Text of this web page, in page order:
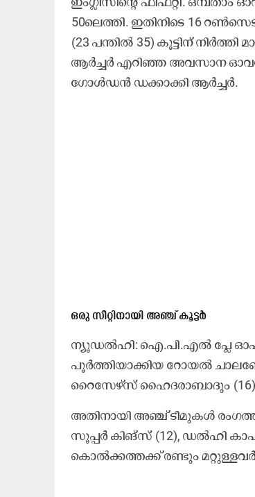
50ലെത്തി. ഇതിനിടെ 16
(23 പന്തിൽ 35) കൂട്ടിന്
ആർച്ചർ എറിഞ്ഞ അവസാന
ഗോൾഡൻ ഡക്കാക്കി ആർച്ചർ.
ഒരു സീറ്റിനായി അഞ്ച് കൂട്ടർ
ന്യൂഡൽഹി: ഐ.പി.എൽ പ്ലേ
പൂർത്തിയാക്കിയ റോയൽ
റൈസേഴ്സ് ഹൈദരാബാദും
അതിനായി അഞ്ച് ടീമുകൾ
സൂപ്പർ കിങ്സ് (12), ഡൽഹി
കൊൽക്കത്തക്ക് രണ്ടും